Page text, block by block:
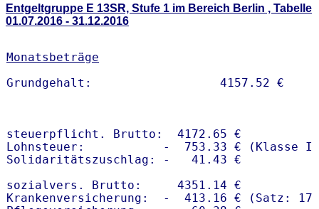
Entgeltgruppe E 13SR, Stufe 1 im Bereich Berlin , Tabelle
01.07.2016 - 31.12.2016
Monatsbeträge
steuerpflicht. Brutto:  4172.65 €
Lohnsteuer:           -  753.33 € (Klasse I)
Solidaritätszuschlag: -   41.43 €
sozialvers. Brutto:     4351.14 €
Krankenversicherung:  -  413.16 € (Satz: